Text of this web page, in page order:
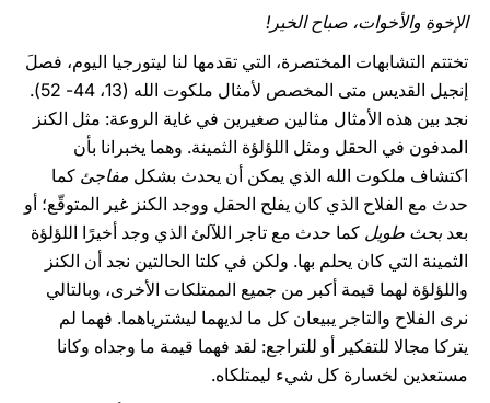
الإخوة والأخوات، صباح الخير!
تختتم التشابهات المختصرة، التي تقدمها لنا ليتورجيا اليوم، فصلَ
إنجيل القديس متى المخصص لأمثال ملكوت الله (13، 44- 52).
نجد بين هذه الأمثال مثالين صغيرين في غاية الروعة: مثل الكنز
المدفون في الحقل ومثل اللؤلؤة الثمينة. وهما يخبرانا بأن
اكتشاف ملكوت الله الذي يمكن أن يحدث بشكل مفاجئ كما
حدث مع الفلاح الذي كان يفلح الحقل ووجد الكنز غير المتوقّع؛ أو
بعدبحث طويل كما حدث مع تاجر اللآلئ الذي وجد أخيرًا اللؤلؤة
الثمينة التي كان يحلم بها. ولكن في كلتا الحالتين نجد أن الكنز
واللؤلؤة لهما قيمة أكبر من جميع الممتلكات الأخرى، وبالتالي
نرى الفلاح والتاجر يبيعان كل ما لديهما ليشترياهما. فهما لم
يتركا مجالا للتفكير أو للتراجع: لقد فهما قيمة ما وجداه وكانا
مستعدين لخسارة كل شيء ليمتلكاه.